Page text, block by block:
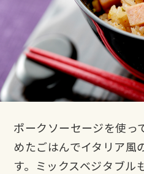
ポークソーセージを使っ
めたごはんでイタリア風
す。ミックスベジタブル